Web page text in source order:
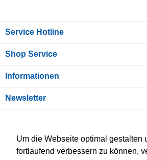
Um die Webseite optimal gestalten
fortlaufend verbessern zu können,
Service Hotline
Shop Service
Informationen
Newsletter
ggf. Nachnahmegebühren, wenn nicht